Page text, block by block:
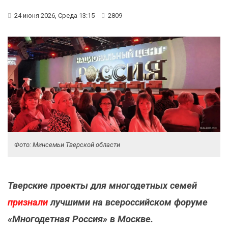
24 июня 2026, Среда 13:15 2809
Фото: Минсемьи Тверской области
Тверские проекты для многодетных семей
призналилучшими на всероссийском форуме
«Многодетная Россия» в Москве.